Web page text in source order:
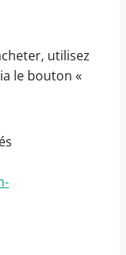
utilisez
le bouton «